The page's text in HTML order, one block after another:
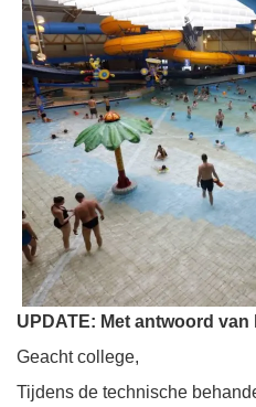
UPDATE: Met antwoord van
Geacht college,
Tijdens de technische